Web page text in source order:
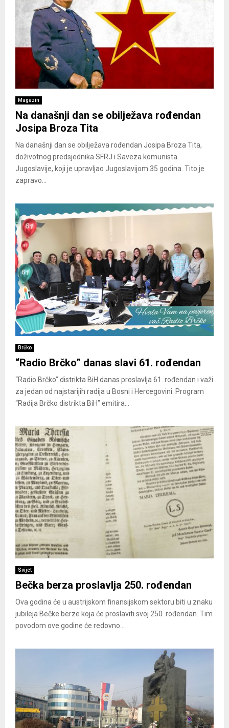
Magazin
Na današnji dan se obilježava rođendan
Josipa Broza Tita
Na današnji dan se obilježava rođendan Josipa Broza Tita,
doživotnog predsjednika SFRJ i Saveza komunista
Jugoslavije, koji je upravljao Jugoslavijom 35 godina. Tito je
zapravo...
Brčko
“Radio Brčko” danas slavi 61. rođendan
“Radio Brčko” distrikta BiH danas proslavlja 61. rođendan i važi
za jedan od najstarijih radija u Bosni i Hercegovini. Program
“Radija Brčko distrikta BiH” emitira...
Svijet
Bečka berza proslavlja 250. rođendan
Ova godina će u austrijskom finansijskom sektoru biti u znaku
jubileja Bečke berze koja će proslaviti svoj 250. rođendan. Tim
povodom ove godine će redovno...